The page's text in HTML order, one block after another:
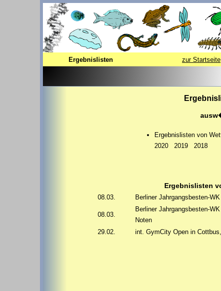
Ergebnislisten von
2020
2019 2018
Ergebnislisten
08.03. Berliner Jahrgangsbesten-
08.03.
Berliner Jahrgangsbesten-
Noten
29.02.
int. GymCity Open in
Ergebnislisten zur Startseite